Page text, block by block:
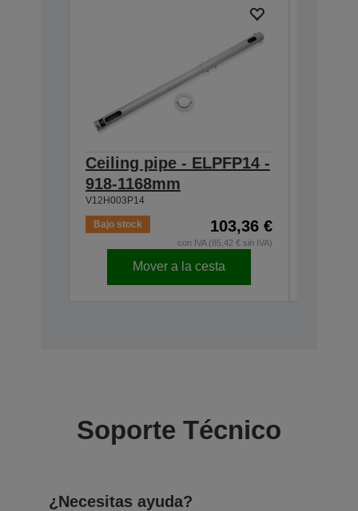
Ceiling pipe - ELPFP14 -
918-1168mm
V12H003P14
Bajo stock 103,36 €
con IVA (85,42 € sin IVA)
Mover a la cesta
Soporte Técnico
¿Necesitas ayuda?